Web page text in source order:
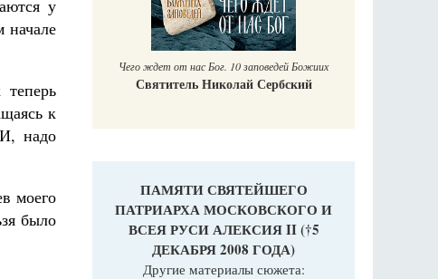
у
начале
к
надо
моего
было
Научись у
Чего ждет от нас Бог. 10 заповедей Божиих
Святитель Николай Сербский
ПАМЯТИ СВЯТЕЙШЕГО
ПАТРИАРХА МОСКОВСКОГО И
ВСЕЯ РУСИ АЛЕКСИЯ II (†5
ДЕКАБРЯ 2008 ГОДА)
Другие материалы сюжета: